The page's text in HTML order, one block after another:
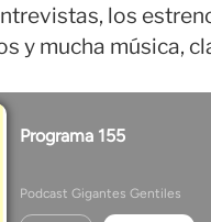
los
y mucha música,